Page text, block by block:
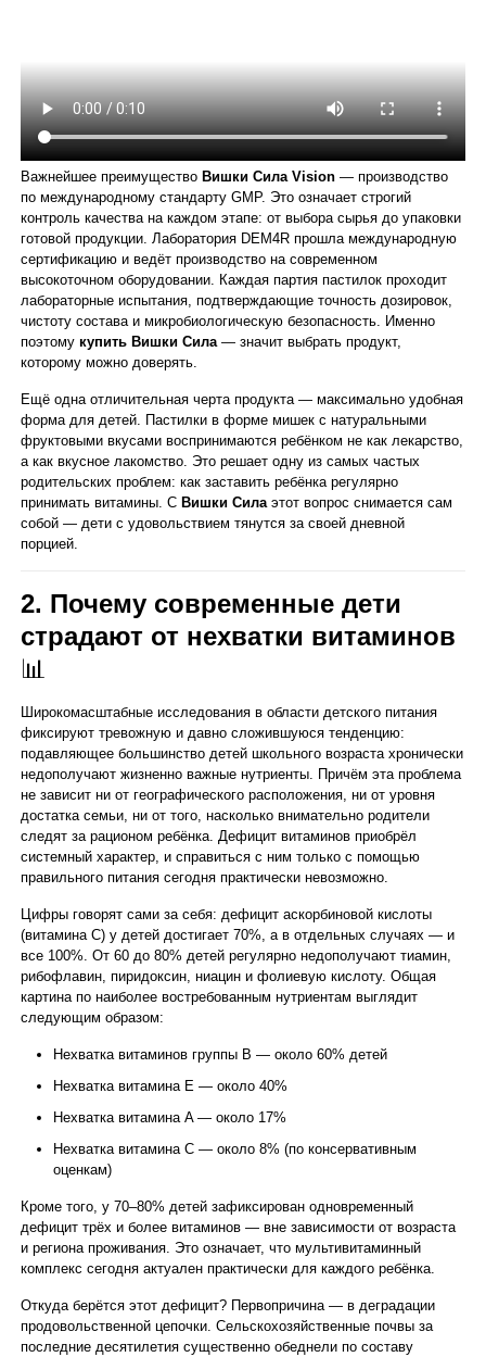
Важнейшее преимущество Вишки Сила Vision — производство
по международному стандарту GMP. Это означает строгий
контроль качества на каждом этапе: от выбора сырья до упаковки
готовой продукции. Лаборатория DEM4R прошла международную
сертификацию и ведёт производство на современном
высокоточном оборудовании. Каждая партия пастилок проходит
лабораторные испытания, подтверждающие точность дозировок,
чистоту состава и микробиологическую безопасность. Именно
поэтомукупить Вишки Сила— значит выбрать продукт,
которому можно доверять.
Ещё одна отличительная черта продукта — максимально удобная
форма для детей. Пастилки в форме мишек с натуральными
фруктовыми вкусами воспринимаются ребёнком не как лекарство,
а как вкусное лакомство. Это решает одну из самых частых
родительских проблем: как заставить ребёнка регулярно
принимать витамины. С Вишки Силаэтот вопрос снимается сам
собой — дети с удовольствием тянутся за своей дневной
порцией.
2. Почему современные дети
страдают от нехватки витаминов
📊
Широкомасштабные исследования в области детского питания
фиксируют тревожную и давно сложившуюся тенденцию:
подавляющее большинство детей школьного возраста хронически
недополучают жизненно важные нутриенты. Причём эта проблема
не зависит ни от географического расположения, ни от уровня
достатка семьи, ни от того, насколько внимательно родители
следят за рационом ребёнка. Дефицит витаминов приобрёл
системный характер, и справиться с ним только с помощью
правильного питания сегодня практически невозможно.
Цифры говорят сами за себя: дефицит аскорбиновой кислоты
(витамина C) у детей достигает 70%, а в отдельных случаях — и
все 100%. От 60 до 80% детей регулярно недополучают тиамин,
рибофлавин, пиридоксин, ниацин и фолиевую кислоту. Общая
картина по наиболее востребованным нутриентам выглядит
следующим образом:
Нехватка витаминов группы B — около 60% детей
Нехватка витамина E — около 40%
Нехватка витамина A — около 17%
Нехватка витамина C — около 8% (по консервативным
оценкам)
Кроме того, у 70–80% детей зафиксирован одновременный
дефицит трёх и более витаминов — вне зависимости от возраста
и региона проживания. Это означает, что мультивитаминный
комплекс сегодня актуален практически для каждого ребёнка.
Откуда берётся этот дефицит? Первопричина — в деградации
продовольственной цепочки. Сельскохозяйственные почвы за
последние десятилетия существенно обеднели по составу